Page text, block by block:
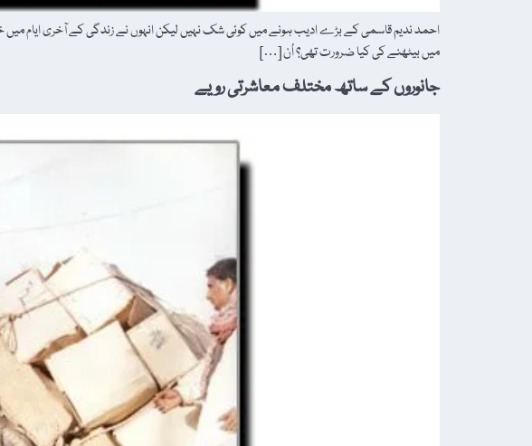
احمد ندیم قاسمی کے بڑے ادیب ہونے میں کوئی شک نہیں لیکن انہوں نے زندگی کے آخری ایام میں
میں بیٹھنے کی کیا ضرورت تھی؟ اُن […]
جانوروں کے ساتھ مختلف معاشرتی رویے